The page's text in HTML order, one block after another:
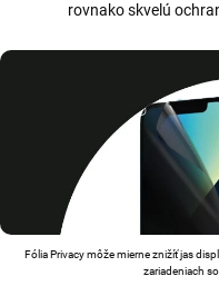
rovnako skvelú
Fólia Privacy môže mierne znižíť jas
zariadeniach